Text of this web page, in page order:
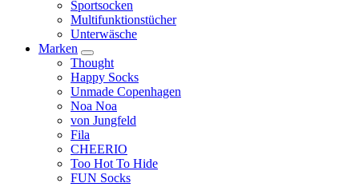
Sportsocken
Multifunktionstücher
Unterwäsche
Marken
Thought
Happy Socks
Unmade Copenhagen
Noa Noa
von Jungfeld
Fila
CHEERIO
Too Hot To Hide
FUN Socks